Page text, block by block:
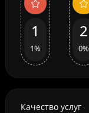
1
1%
2
0%
Качество услуг